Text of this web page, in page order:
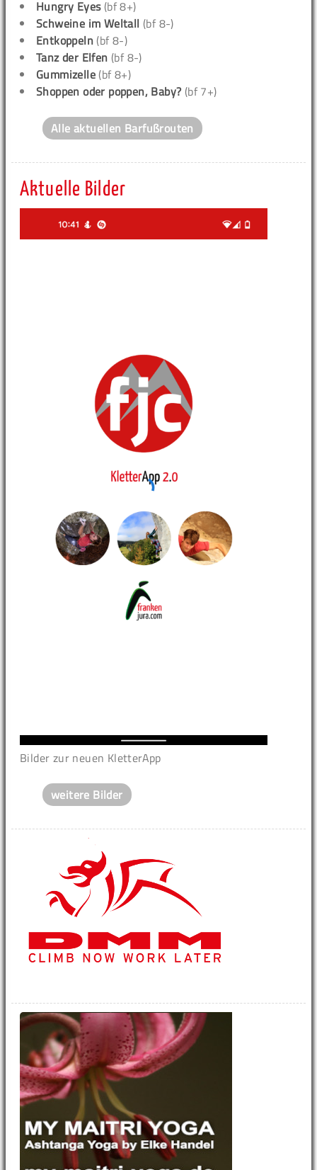
Hungry Eyes(bf 8+)
Schweine im Weltall (bf 8-)
Entkoppeln (bf 8-)
Tanz der Elfen (bf 8-)
Gummizelle (bf 8+)
Shoppen oder poppen, Baby? (bf 7+)
Alle aktuellen Barfußrouten
Aktuelle Bilder
Bilder zur neuen KletterApp
weitere Bilder